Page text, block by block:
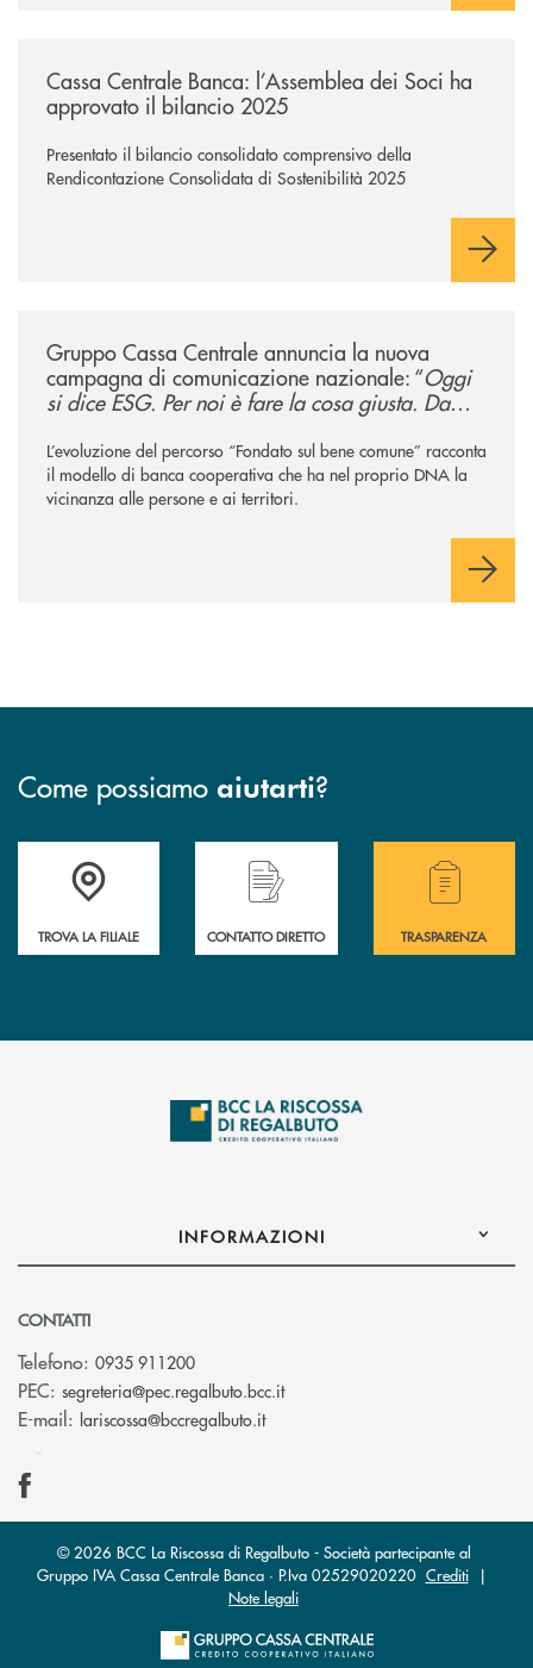
Cassa Centrale Banca: l’Assemblea dei Soci ha
approvato il bilancio 2025
Presentato il bilancio consolidato comprensivo della
Rendicontazione Consolidata di Sostenibilità 2025
Gruppo Cassa Centrale annuncia la nuova
campagna di comunicazione nazionale: “Oggi
si dice ESG. Per noi è fare la cosa giusta. Da
L’evoluzione del percorso “Fondato sul bene comune” racconta
il modello di banca cooperativa che ha nel proprio DNA la
vicinanza alle persone e ai territori.
Come possiamo aiutarti?
Accedi all' elenco completo delle filiali della Bcc
TROVA LA FILIALE
Hai bisogno di assistenza immediata?
CONTATTO DIRETTO
Hai bisogno di
TRASPARENZA
INFORMAZIONI
CONTATTI
Telefono: 0935 911200
PEC: segreteria@pec.regalbuto.bcc.it(si apre l’app di posta
E-mail: lariscossa@bccregalbuto.it(si apre l’app di posta
© 2026 BCC La Riscossa di Regalbuto - Società partecipante al
Gruppo IVA Cassa Centrale Banca · P.Iva 02529020220 Crediti|
Note legali